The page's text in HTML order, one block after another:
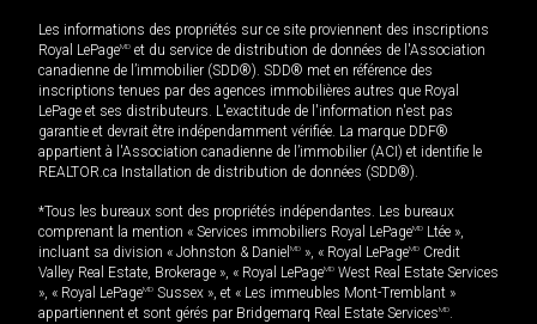
Les informations des propriétés sur ce site proviennent des inscriptions
Royal LePageMD et du service de distribution de données de l'Association
canadienne de l’immobilier (SDD®). SDD® met en référence des
inscriptions tenues par des agences immobilières autres que Royal
LePage et ses distributeurs. L'exactitude de l'information n'est pas
garantie et devrait être indépendamment vérifiée. La marque DDF®
appartient à l'Association canadienne de l’immobilier (ACI) et identifie le
REALTOR.ca Installation de distribution de données (SDD®).
*Tous les bureaux sont des propriétés indépendantes. Les bureaux
comprenant la mention « Services immobiliers Royal LePageMD Ltée »,
incluant sa division « Johnston & Daniel MD », « Royal LePageMD Credit
Valley Real Estate, Brokerage », « Royal LePageMD West Real Estate Services
», « Royal LePageMD Sussex », et « Les immeubles Mont-Tremblant »
appartiennent et sont gérés par Bridgemarq Real Estate ServicesMD